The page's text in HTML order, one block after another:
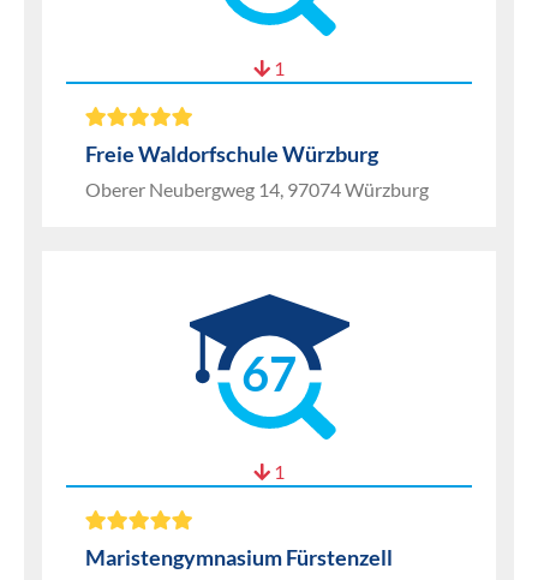
1
Freie Waldorfschule Würzburg
Oberer Neubergweg 14, 97074 Würzburg
67
1
Maristengymnasium Fürstenzell